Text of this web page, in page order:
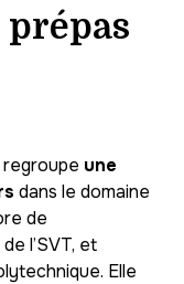
prépas
une
dans le domaine
de
l’SVT, et
Elle